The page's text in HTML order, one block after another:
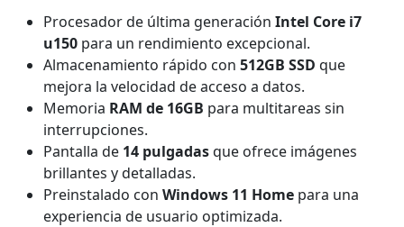
Procesador de última generación Intel Core i7
u150 para un rendimiento excepcional.
Almacenamiento rápido con 512GB SSD que
mejora la velocidad de acceso a datos.
Memoria RAM de 16GB para multitareas sin
interrupciones.
Pantalla de 14 pulgadasque ofrece imágenes
brillantes y detalladas.
Preinstalado con Windows 11 Home para una
experiencia de usuario optimizada.